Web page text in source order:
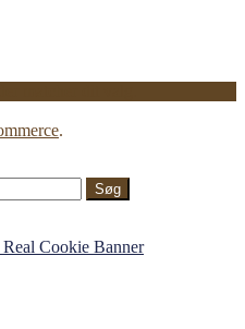
.
Søg
Cookie Banner